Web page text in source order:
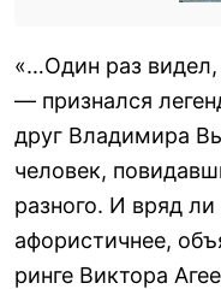
«…Один раз
— признался
друг Владимира
человек,
разного. И вряд
афористичнее,
ринге Виктора